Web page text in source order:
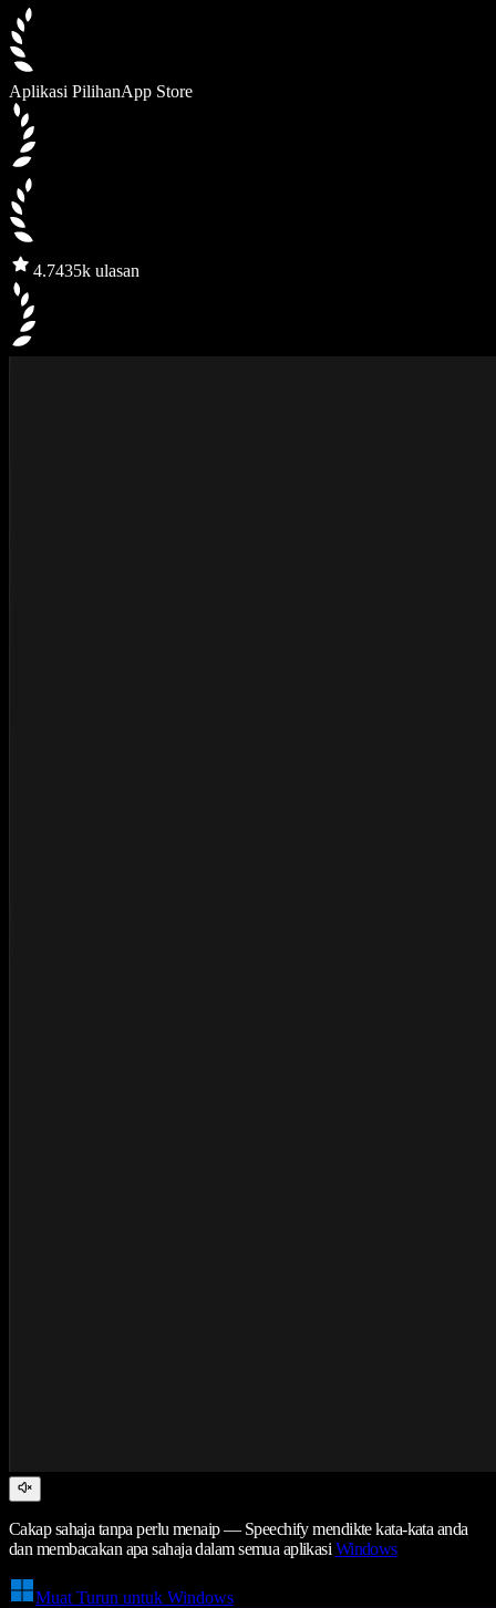
Aplikasi PilihanApp Store
4.7435k ulasan
Cakap sahaja tanpa perlu menaip — Speechify mendikte kata-kata anda
dan membacakan apa sahaja dalam semua aplikasi Windows
Muat Turun untuk Windows